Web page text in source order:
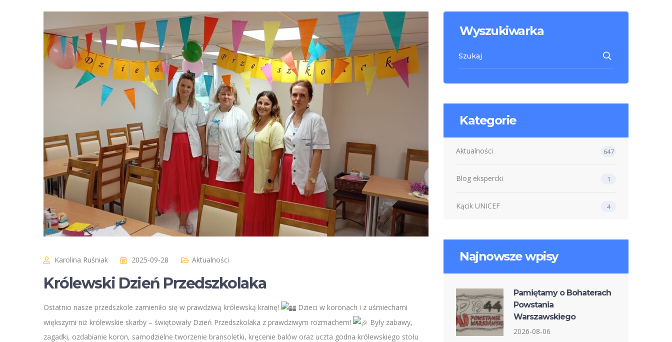
Karolina Ruśniak 2025-09-28 Aktualności
Królewski Dzień Przedszkolaka
Ostatnio nasze przedszkole zamieniło się w prawdziwą królewską krainę!
Dzieci w koronach i z uśmiechami
większymi niż królewskie skarby – świętowały Dzień Przedszkolaka z prawdziwym rozmachem!
Były zabawy,
zagadki, ozdabianie koron, samodzielne tworzenie bransoletki, kręcenie balów oraz uczta godna królewskiego stołu
Wyszukiwarka
Kategorie
Aktualności 647
Blog ekspercki 1
Kącik UNICEF 4
Najnowsze wpisy
Pamiętamy o Bohaterach
Powstania
Warszawskiego
2026-08-06